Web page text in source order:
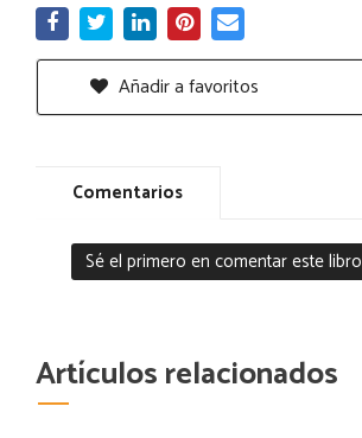
Añadir a favoritos
Comentarios
Sé el primero en comentar este libro
Artículos relacionados